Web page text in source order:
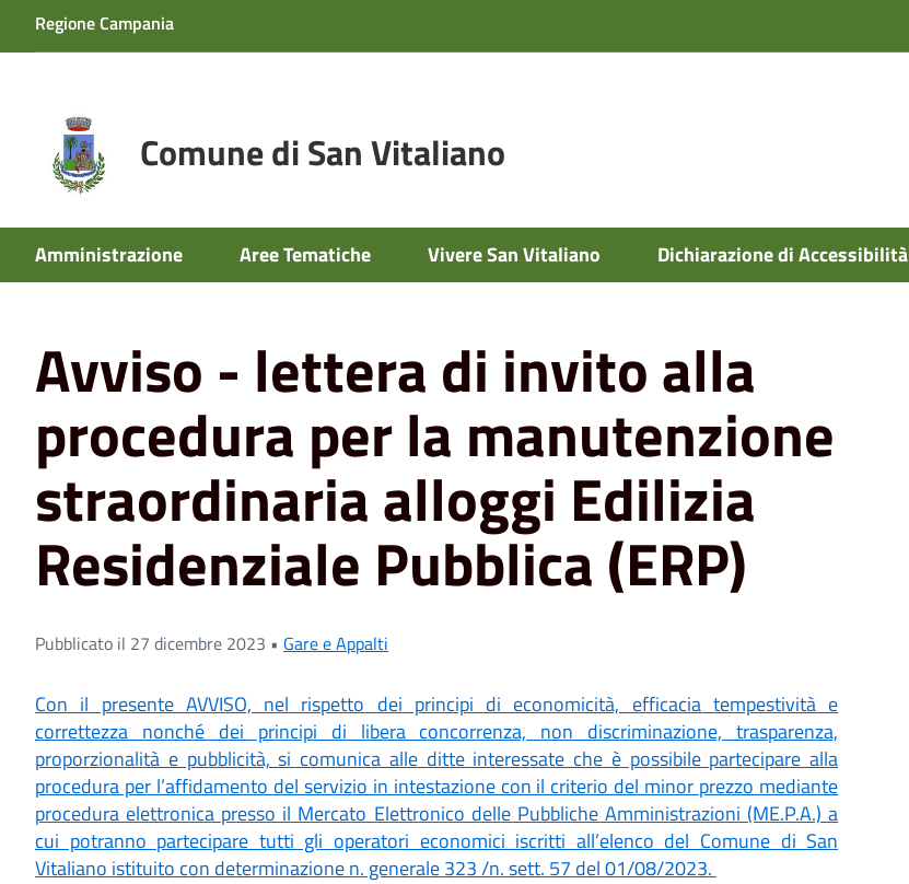
Regione Campania
Comune di San Vitaliano
Amministrazione Aree Tematiche Vivere San Vitaliano Dichiarazione di Accessibilità
Home News
Avviso - lettera di invito alla procedura per la manutenzione straordinaria alloggi
Avviso - lettera di invito alla
procedura per la manutenzione
straordinaria alloggi Edilizia
Residenziale Pubblica (ERP)
Pubblicato il 27 dicembre 2023 • Gare e Appalti
Con il presente AVVISO, nel rispetto dei principi di economicità, efficacia tempestività e
correttezza nonché dei principi di libera concorrenza, non discriminazione, trasparenza,
proporzionalità e pubblicità, si comunica alle ditte interessate che è possibile partecipare alla
procedura per l’affidamento del servizio in intestazione con il criterio del minor prezzo mediante
procedura elettronica presso il Mercato Elettronico delle Pubbliche Amministrazioni (ME.P.A.) a
cui potranno partecipare tutti gli operatori economici iscritti all’elenco del Comune di San
Vitaliano istituito con determinazione n. generale 323 /n. sett. 57 del 01/08/2023.